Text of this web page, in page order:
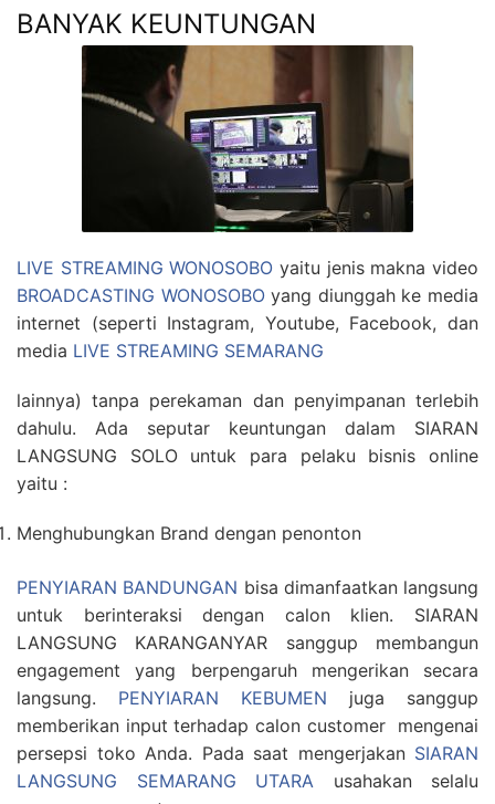
BANYAK KEUNTUNGAN
LIVE STREAMING WONOSOBO yaitu jenis makna video
BROADCASTING WONOSOBOyang diunggah ke media
internet (seperti Instagram, Youtube, Facebook, dan
media LIVE STREAMING SEMARANG
lainnya) tanpa perekaman dan penyimpanan terlebih
dahulu. Ada seputar keuntungan dalam SIARAN
LANGSUNG SOLO untuk para pelaku bisnis online
yaitu :
Menghubungkan Brand dengan penonton
PENYIARAN BANDUNGAN bisa dimanfaatkan langsung
untuk berinteraksi dengan calon klien. SIARAN
LANGSUNG KARANGANYAR sanggup membangun
engagement yang berpengaruh mengerikan secara
langsung. PENYIARAN KEBUMEN juga sanggup
memberikan input terhadap calon customer mengenai
persepsi toko Anda. Pada saat mengerjakan SIARAN
LANGSUNG SEMARANG UTARA usahakan selalu